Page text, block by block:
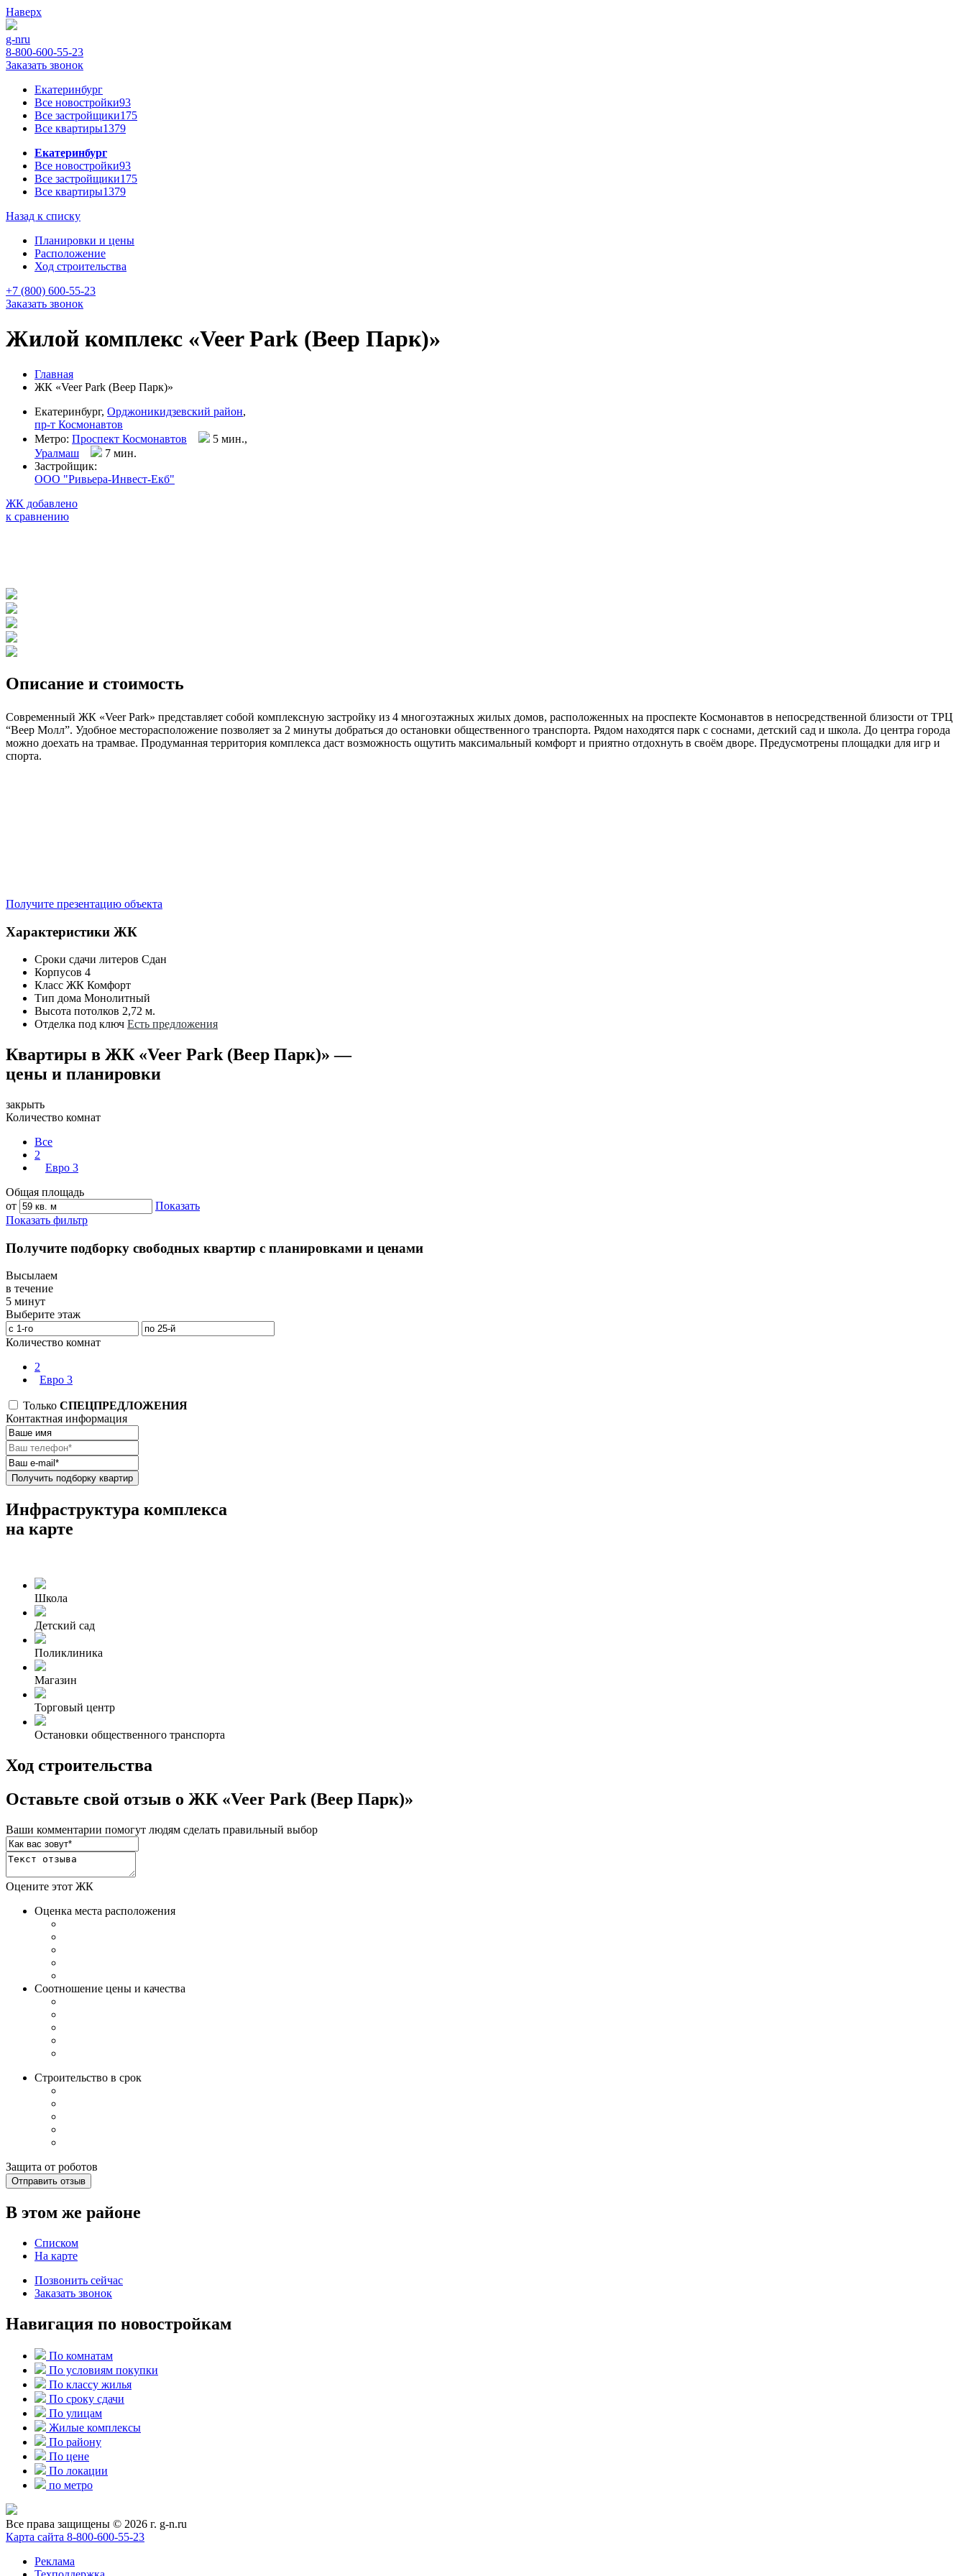
Наверх
g-nru
8-800-600-55-23
Заказать звонок
Екатеринбург
Все новостройки93
Все застройщики175
Все квартиры1379
Екатеринбург
Все новостройки93
Все застройщики175
Все квартиры1379
Назад к списку
Планировки и цены
Расположение
Ход строительства
+7 (800) 600-55-23
Заказать звонок
Жилой комплекс «Veer Park (Веер Парк)»
Главная
ЖК «Veer Park (Веер Парк)»
Екатеринбург, Орджоникидзевский район,
пр-т Космонавтов
Метро: Проспект Космонавтов
5 мин.,
Уралмаш
7 мин.
Застройщик:
ООО "Ривьера-Инвест-Екб"
ЖК добавлено
к сравнению
Описание и стоимость
Современный ЖК «Veer Park» представляет собой комплексную застройку из 4 многоэтажных жилых домов, расположенных на проспекте Космонавтов в непосредственной близости от ТРЦ
“Веер Молл”. Удобное месторасположение позволяет за 2 минуты добраться до остановки общественного транспорта. Рядом находятся парк с соснами, детский сад и школа. До центра города
можно доехать на трамвае. Продуманная территория комплекса даст возможность ощутить максимальный комфорт и приятно отдохнуть в своём дворе. Предусмотрены площадки для игр и
спорта.
Получите презентацию объекта
Характеристики ЖК
Сроки сдачи литеров Сдан
Корпусов 4
Класс ЖК Комфорт
Тип дома Монолитный
Высота потолков 2,72 м.
Отделка под ключ Есть предложения
Квартиры в ЖК «Veer Park (Веер Парк)» —
цены и планировки
закрыть
Количество комнат
Все
2
Евро 3
Общая площадь
от
Показать
Показать фильтр
Получите подборку свободных квартир с планировками и ценами
Высылаем
в течение
5 минут
Выберите этаж
Количество комнат
2
Евро 3
Только СПЕЦПРЕДЛОЖЕНИЯ
Контактная информация
Получить подборку квартир
Инфраструктура комплекса
на карте
Школа
Детский сад
Поликлиника
Магазин
Торговый центр
Остановки общественного транспорта
Ход строительства
Оставьте свой отзыв о ЖК «Veer Park (Веер Парк)»
Ваши комментарии помогут людям сделать правильный выбор
Оцените этот ЖК
Оценка места расположения
Соотношение цены и качества
Строительство в срок
Защита от роботов
Отправить отзыв
В этом же районе
Списком
На карте
Позвонить сейчас
Заказать звонок
Навигация по новостройкам
По комнатам
По условиям покупки
По классу жилья
По сроку сдачи
По улицам
Жилые комплексы
По району
По цене
По локации
по метро
Все права защищены © 2026 г. g-n.ru
Карта сайта 8-800-600-55-23
Реклама